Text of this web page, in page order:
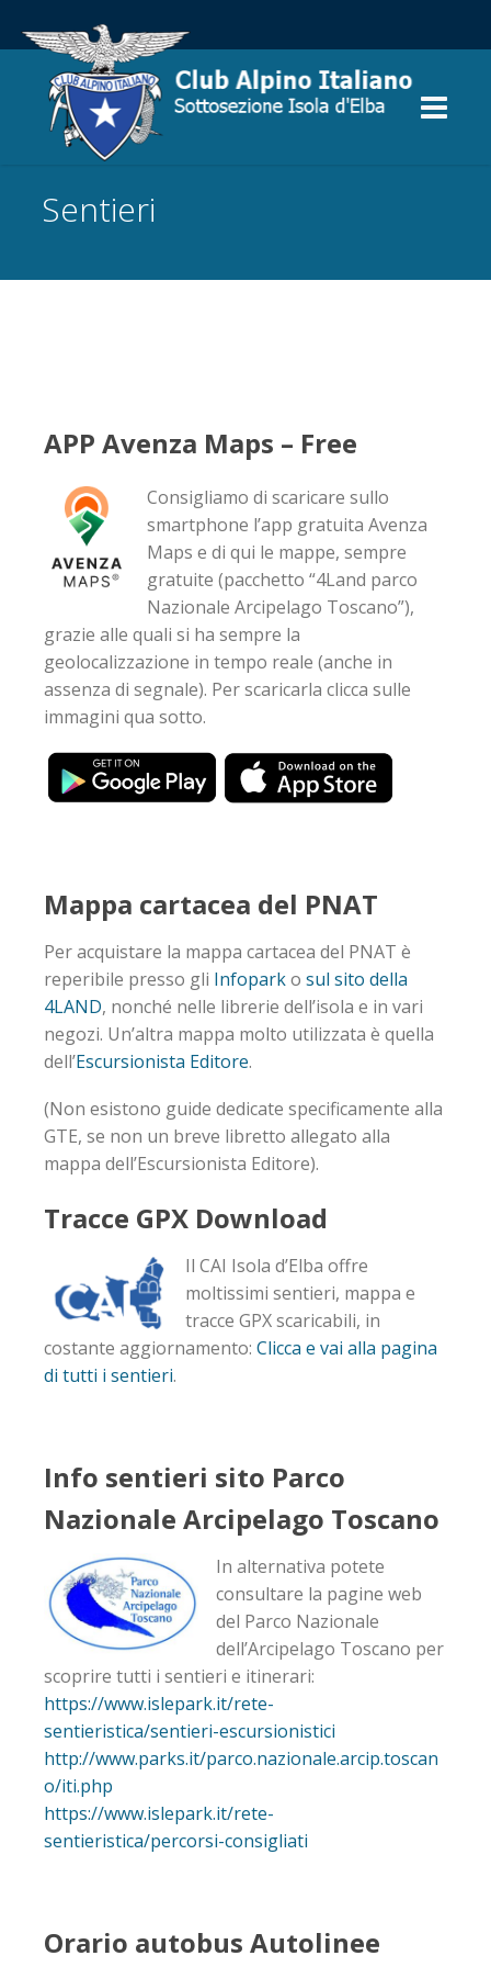
Sentieri
APP Avenza Maps – Free
Consigliamo di scaricare sullo
smartphone l’app gratuita Avenza
Maps e di qui le mappe, sempre
gratuite (pacchetto “4Land parco
Nazionale Arcipelago Toscano”),
grazie alle quali si ha sempre la
geolocalizzazione in tempo reale (anche in
assenza di segnale). Per scaricarla clicca sulle
immagini qua sotto.
Mappa cartacea del PNAT
Per acquistare la mappa cartacea del PNAT è
reperibile presso gli Infoparko sul sito della
4LAND, nonché nelle librerie dell’isola e in vari
negozi. Un’altra mappa molto utilizzata è quella
dell’Escursionista Editore.
(Non esistono guide dedicate specificamente alla
GTE, se non un breve libretto allegato alla
mappa dell’Escursionista Editore).
Tracce GPX Download
Il CAI Isola d’Elba offre
moltissimi sentieri, mappa e
tracce GPX scaricabili, in
costante aggiornamento: Clicca e vai alla pagina
di tutti i sentieri.
Info sentieri sito Parco
Nazionale Arcipelago Toscano
In alternativa potete
consultare la pagine web
del Parco Nazionale
dell’Arcipelago Toscano per
scoprire tutti i sentieri e itinerari:
https://www.islepark.it/rete-
sentieristica/sentieri-escursionistici
http://www.parks.it/parco.nazionale.arcip.toscan
o/iti.php
https://www.islepark.it/rete-
sentieristica/percorsi-consigliati
Orario autobus Autolinee